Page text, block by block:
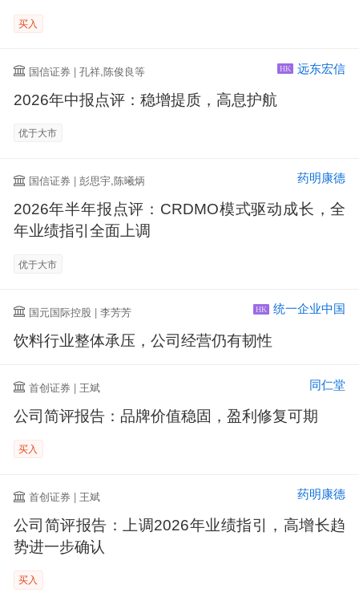
买入
国信证券 | 孔祥,陈俊良等 HK 远东宏信
2026年中报点评：稳增提质，高息护航
优于大市
国信证券 | 彭思宇,陈曦炳 药明康德
2026年半年报点评：CRDMO模式驱动成长，全
年业绩指引全面上调
优于大市
国元国际控股 | 李芳芳 HK 统一企业中国
饮料行业整体承压，公司经营仍有韧性
首创证券 | 王斌 同仁堂
公司简评报告：品牌价值稳固，盈利修复可期
买入
首创证券 | 王斌 药明康德
公司简评报告：上调2026年业绩指引，高增长趋
势进一步确认
买入